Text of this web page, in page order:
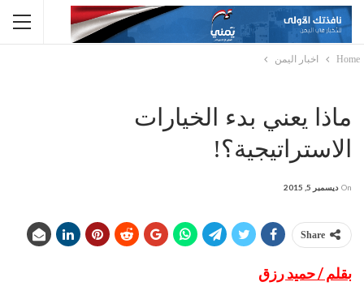
Home اخبار اليمن
ماذا يعني بدء ‫‏الخيارات
الاستراتيجية؟!
On ديسمبر 5, 2015
Share
بقلم / حميد رزق